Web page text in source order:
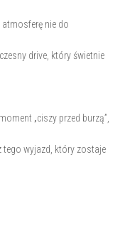
nie do
drive, który świetnie
„ciszy przed burzą”,
tego wyjazd, który zostaje